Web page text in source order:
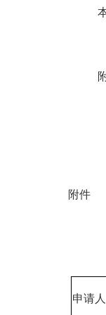
附件
申请人